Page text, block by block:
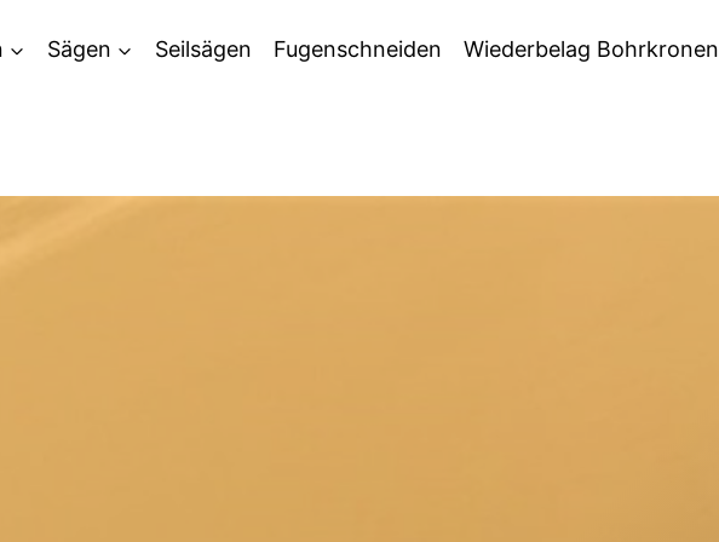
Sägen Seilsägen Fugenschneiden Wiederbelag Bohrkronen